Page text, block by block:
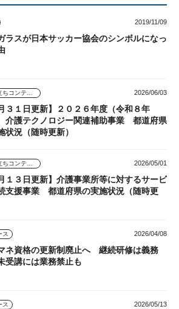
2019/11/09
ラスが日本サッカー協会のシンボルになっ
2026/06/03
３１日更新】２０２６年度（令和８年
護テクノロジー関連補助事業 都道府県
状況（随時更新）
2026/05/01
１３日更新】介護事業所等に対するサービ
支援事業 都道府県の実施状況（随時更
ス 2026/04/08
ネ資格の更新制廃止へ 継続研修は義務
受講には業務禁止も
ス 2026/05/13